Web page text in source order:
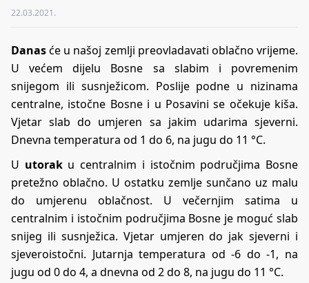
22.03.2021.
Danasće u našoj zemlji preovladavati oblačno vrijeme.
U većem dijelu Bosne sa slabim i povremenim
snijegom ili susnježicom. Poslije podne u nizinama
centralne, istočne Bosne i u Posavini se očekuje kiša.
Vjetar slab do umjeren sa jakim udarima sjeverni.
Dnevna temperatura od 1 do 6, na jugu do 11 °C.
U utoraku centralnim i istočnim područjima Bosne
pretežno oblačno. U ostatku zemlje sunčano uz malu
do umjerenu oblačnost. U večernjim satima u
centralnim i istočnim područjima Bosne je moguć slab
snijeg ili susnježica. Vjetar umjeren do jak sjeverni i
sjeveroistočni. Jutarnja temperatura od -6 do -1, na
jugu od 0 do 4, a dnevna od 2 do 8, na jugu do 11 °C.